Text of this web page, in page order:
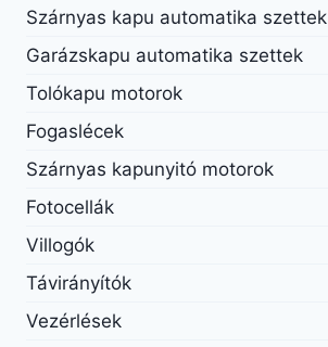
Szárnyas kapu automatika szettek
Garázskapu automatika szettek
Tolókapu motorok
Fogaslécek
Szárnyas kapunyitó motorok
Fotocellák
Villogók
Távirányítók
Vezérlések